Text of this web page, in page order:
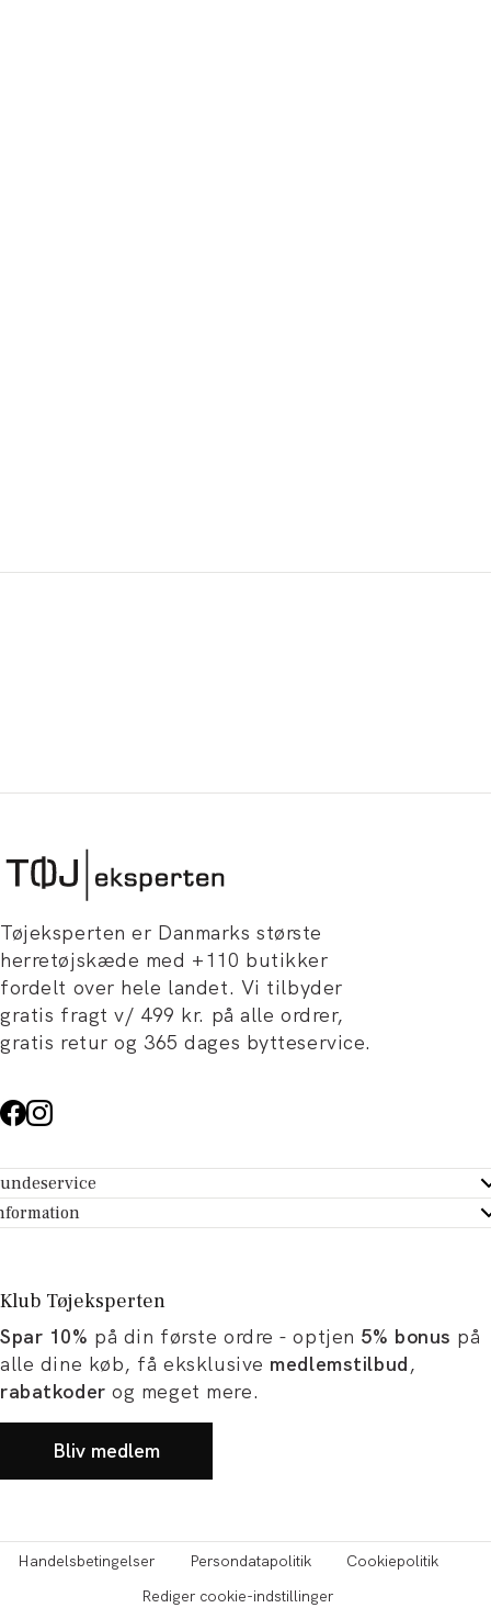
Tøjeksperten er Danmarks største
herretøjskæde med +110 butikker
fordelt over hele landet. Vi tilbyder
gratis fragt v/ 499 kr. på alle ordrer,
gratis retur og 365 dages bytteservice.
- Hjælpecenter
dit køb
Tøjeksperten
og artikler
og karriere
Klub Tøjeksperten
Spar 10% på din første ordre - optjen 5% bonus på
alle dine køb, få eksklusive medlemstilbud,
rabatkoder og meget mere.
Bliv medlem
Handelsbetingelser Persondatapolitik
Cookiepolitik
Rediger cookie-indstillinger